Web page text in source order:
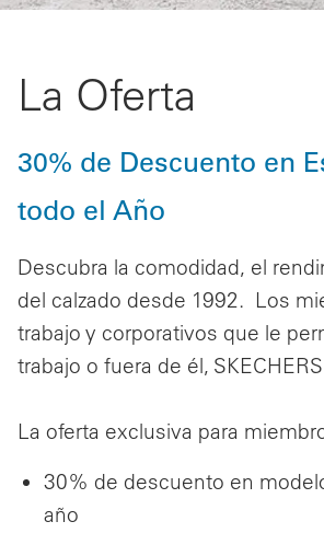
La Oferta
30% de Descuento en
todo el Año
Descubra la comodidad, el
del calzado desde 1992. Los
trabajo y corporativos que le
trabajo o fuera de él,
La oferta exclusiva para
30% de descuento en
año